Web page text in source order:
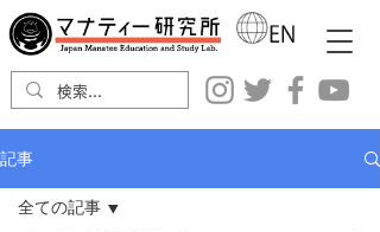
記事
全ての記事